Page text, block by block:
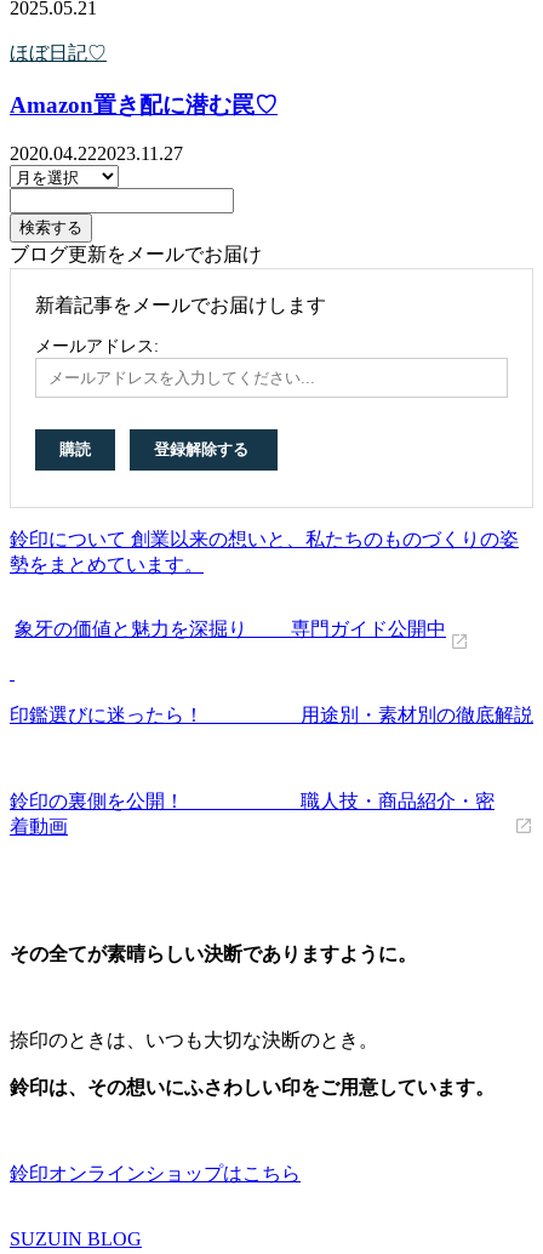
2025.05.21
ほぼ日記♡
Amazon置き配に潜む罠♡
2020.04.222023.11.27
ブログ更新をメールでお届け
新着記事をメールでお届けします
メールアドレス:
鈴印について 創業以来の想いと、私たちのものづくりの姿
勢をまとめています。
象牙の価値と魅力を深掘り 専門ガイド公開中
印鑑選びに迷ったら！ 用途別・素材別の徹底解説
鈴印の裏側を公開！ 職人技・商品紹介・密
着動画
その全てが素晴らしい決断でありますように。
捺印のときは、いつも大切な決断のとき。
鈴印は、その想いにふさわしい印をご用意しています。
鈴印オンラインショップはこちら
SUZUIN BLOG